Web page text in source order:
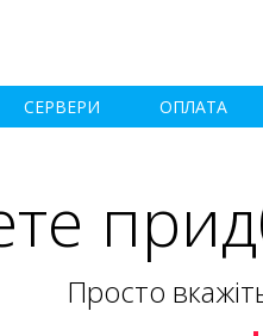
СЕРВЕРИ ОПЛАТА
Просто